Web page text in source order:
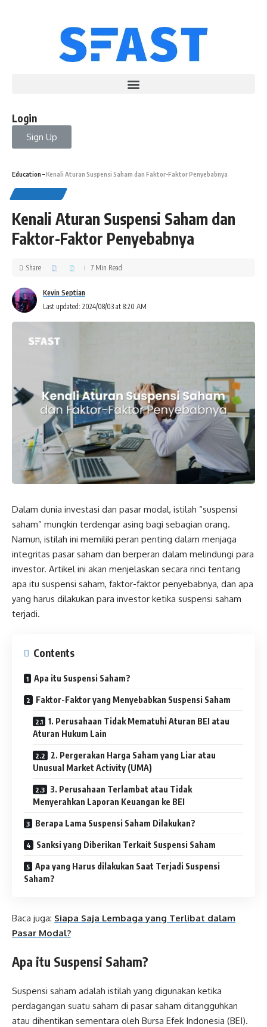
Login
Sign Up
Education –Kenali Aturan Suspensi Saham dan Faktor-Faktor Penyebabnya
Kenali Aturan Suspensi Saham dan
Faktor-Faktor Penyebabnya
Last updated: 2024/08/03 at 8:20 AM
Kevin Septian
Share 7 Min Read
Dalam dunia investasi dan pasar modal, istilah “suspensi
saham” mungkin terdengar asing bagi sebagian orang.
Namun, istilah ini memiliki peran penting dalam menjaga
integritas pasar saham dan berperan dalam melindungi para
investor. Artikel ini akan menjelaskan secara rinci tentang
apa itu suspensi saham, faktor-faktor penyebabnya, dan apa
yang harus dilakukan para investor ketika suspensi saham
terjadi.
Contents
Apa itu Suspensi Saham?
Faktor-Faktor yang Menyebabkan Suspensi Saham
1. Perusahaan Tidak Mematuhi Aturan BEI atau
Aturan Hukum Lain
2. Pergerakan Harga Saham yang Liar atau
Unusual Market Activity (UMA)
3. Perusahaan Terlambat atau Tidak
Menyerahkan Laporan Keuangan ke BEI
Berapa Lama Suspensi Saham Dilakukan?
Sanksi yang Diberikan Terkait Suspensi Saham
Apa yang Harus dilakukan Saat Terjadi Suspensi
Saham?
Baca juga: Siapa Saja Lembaga yang Terlibat dalam
Pasar Modal?
Apa itu Suspensi Saham?
Suspensi saham adalah istilah yang digunakan ketika
perdagangan suatu saham di pasar saham ditangguhkan
atau dihentikan sementara oleh Bursa Efek Indonesia (BEI).